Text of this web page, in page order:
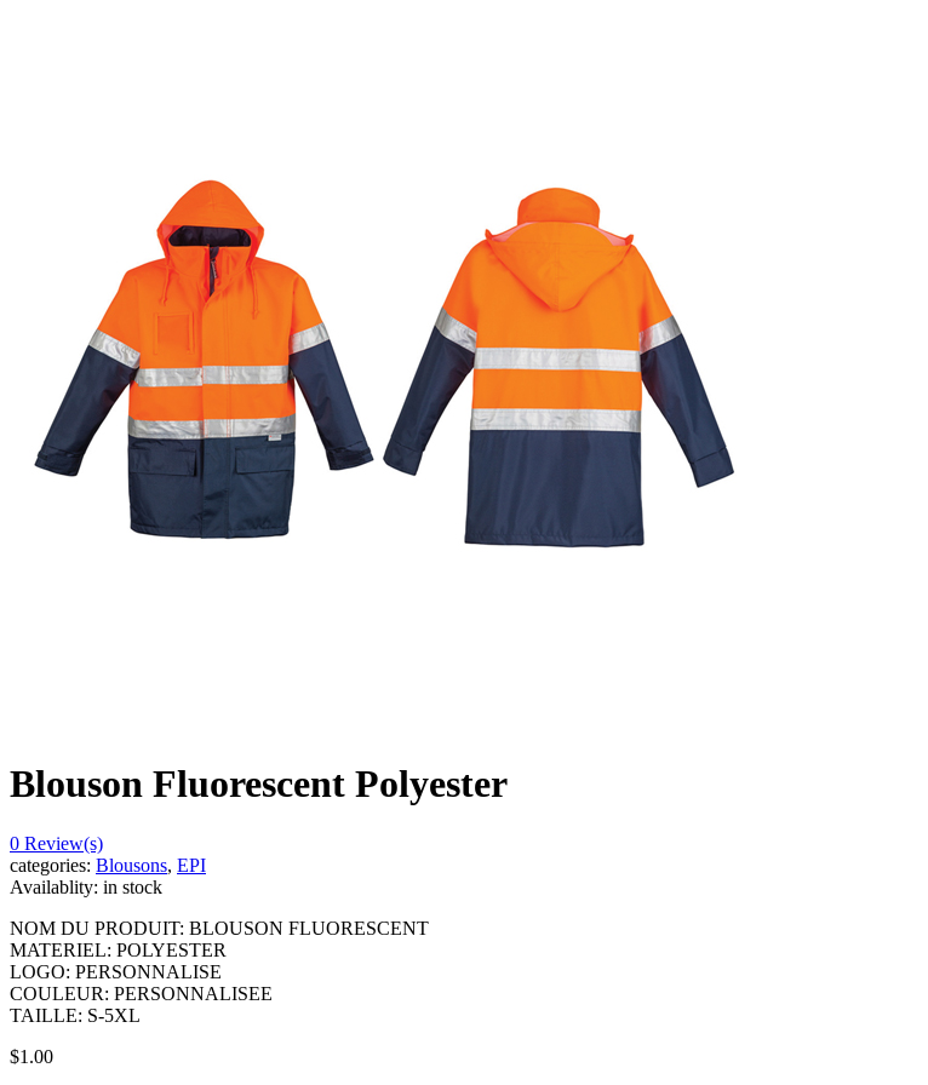
Blouson Fluorescent Polyester
0 Review(s)
categories: Blousons, EPI
Availablity: in stock
NOM DU PRODUIT: BLOUSON FLUORESCENT
MATERIEL: POLYESTER
LOGO: PERSONNALISE
COULEUR: PERSONNALISEE
TAILLE: S-5XL
$1.00